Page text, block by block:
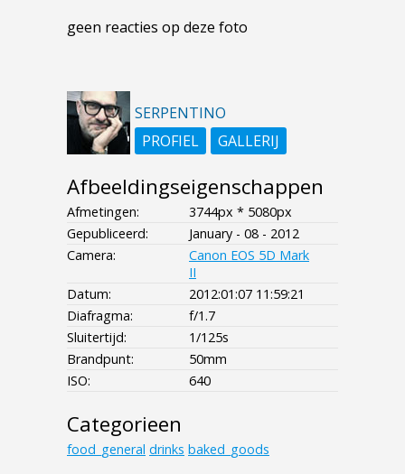
geen reacties op deze foto
SERPENTINO
PROFIEL
GALLERIJ
Afbeeldingseigenschappen
Afmetingen:
3744px * 5080px
Gepubliceerd:
January - 08 - 2012
Camera:
Canon EOS 5D Mark
II
Datum:
2012:01:07 11:59:21
Diafragma:
f/1.7
Sluitertijd:
1/125s
Brandpunt:
50mm
ISO:
640
Categorieen
food_general drinks baked_goods